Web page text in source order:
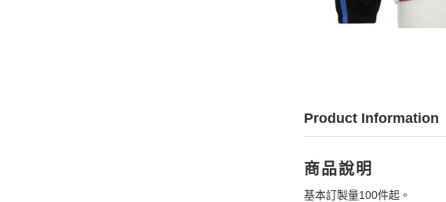
Product Information
商品說明
基本訂製量100件起。